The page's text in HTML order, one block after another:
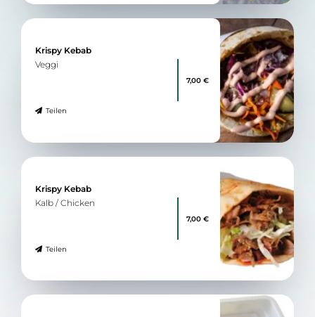
Krispy Kebab
Veggi
Teilen
7,00 €
Krispy Kebab
Kalb / Chicken
Teilen
7,00 €